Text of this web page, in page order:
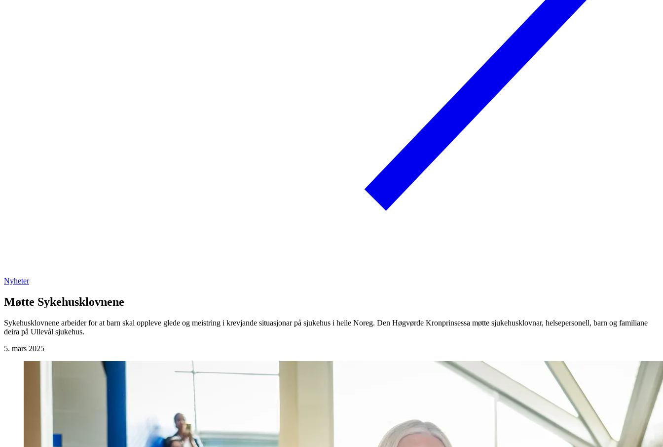
Nyheter
Møtte Sykehusklovnene
Sykehusklovnene arbeider for at barn skal oppleve glede og meistring i krevjande situasjonar på sjukehus i heile Noreg. Den Høgvørde Kronprinsessa møtte sjukehusklovnar, helsepersonell, barn og familiane
deira på Ullevål sjukehus.
5. mars 2025